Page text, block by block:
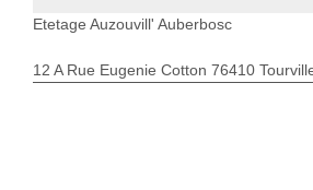
Etetage Auzouvill' Auberbosc
12 A Rue Eugenie Cotton 76410